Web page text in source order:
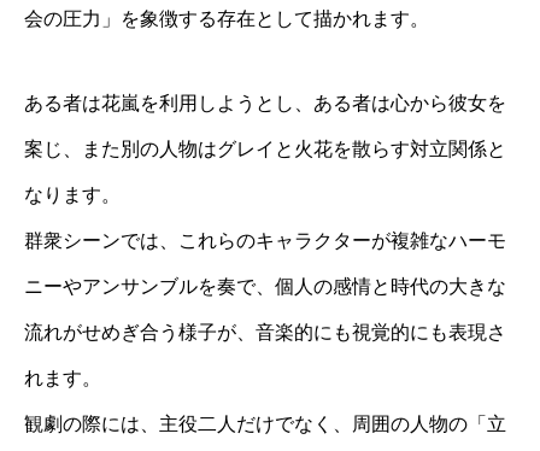
会の圧力」を象徴する存在として描かれます。
ある者は花嵐を利用しようとし、ある者は心から彼女を
案じ、また別の人物はグレイと火花を散らす対立関係と
なります。
群衆シーンでは、これらのキャラクターが複雑なハーモ
ニーやアンサンブルを奏で、個人の感情と時代の大きな
流れがせめぎ合う様子が、音楽的にも視覚的にも表現さ
れます。
観劇の際には、主役二人だけでなく、周囲の人物の「立